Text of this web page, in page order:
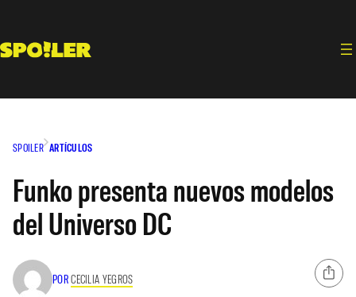
contenido
SPOILER ARTÍCULOS
Funko presenta nuevos modelos
del Universo DC
PORCECILIA YEGROS